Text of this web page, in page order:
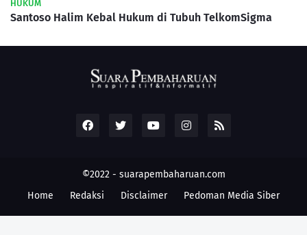
HUKUM
Santoso Halim Kebal Hukum di Tubuh TelkomSigma
©2022 - suarapembaharuan.com
Home
Redaksi Disclaimer Pedoman Media Siber